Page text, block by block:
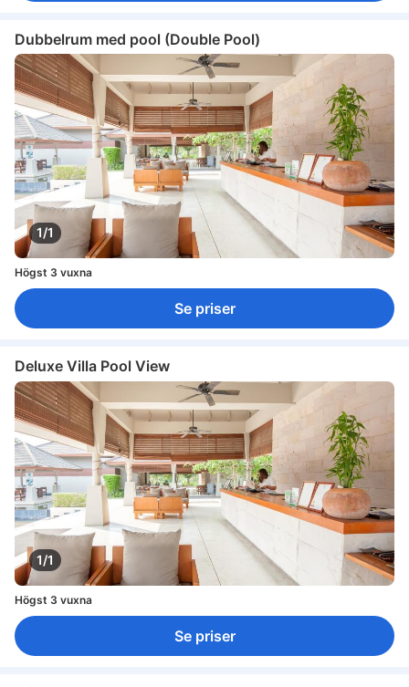
Dubbelrum med pool (Double Pool)
1/1
Högst 3 vuxna
Se priser
Deluxe Villa Pool View
1/1
Högst 3 vuxna
Se priser